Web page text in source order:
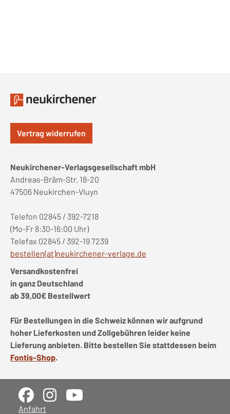
Vertrag widerrufen
Neukirchener-Verlagsgesellschaft mbH
Andreas-Bräm-Str. 18-20
47506 Neukirchen-Vluyn
Telefon 02845 / 392-7218
(Mo-Fr 8:30-16:00 Uhr)
Telefax 02845 / 392-19 7239
bestellen(at)neukirchener-verlage.de
Versandkostenfrei
in ganz Deutschland
ab 39,00€ Bestellwert
Für Bestellungen in die Schweiz können wir aufgrund
hoher Lieferkosten und Zollgebühren leider keine
Lieferung anbieten. Bitte bestellen Sie stattdessen beim
Fontis-Shop.
Anfahrt